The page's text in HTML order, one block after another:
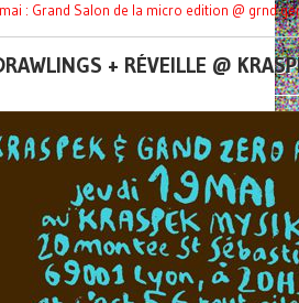
: Grand Salon de la micro edition @ grnd
+ RÉVEILLE @